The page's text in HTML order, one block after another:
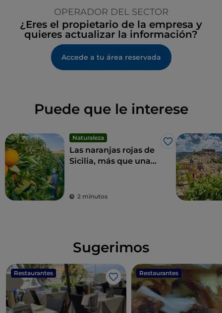
OPERADOR DEL SECTOR
¿Eres el propietario de la empresa y
quieres actualizar la información?
Accede a tu área reservada
Puede que le interese
Naturaleza
Me gusta
Las naranjas rojas de
Sicilia, más que una
2 minutos
Sugerimos
Restaurantes
Me gusta
Restaurantes